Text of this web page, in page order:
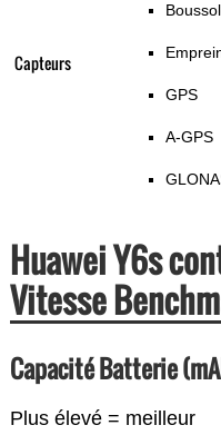
Capteurs
GPS
A-GPS
Huawei Y6s
Vitesse
Capacité Batterie
Plus élevé = meilleur